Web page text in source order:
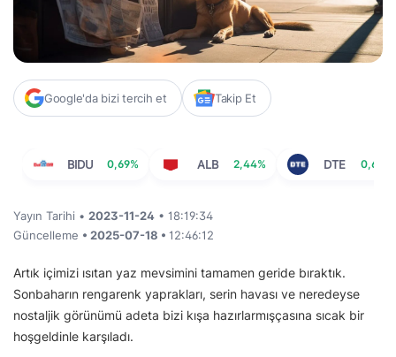
Google'da bizi tercih et Takip Et
BIDU 0,69% ALB 2,44% DTE 0,64%
Yayın Tarihi • 2023-11-24 • 18:19:34
Güncelleme • 2025-07-18 • 12:46:12
Artık içimizi ısıtan yaz mevsimini tamamen geride bıraktık.
Sonbaharın rengarenk yaprakları, serin havası ve neredeyse
nostaljik görünümü adeta bizi kışa hazırlarmışçasına sıcak bir
hoşgeldinle karşıladı.